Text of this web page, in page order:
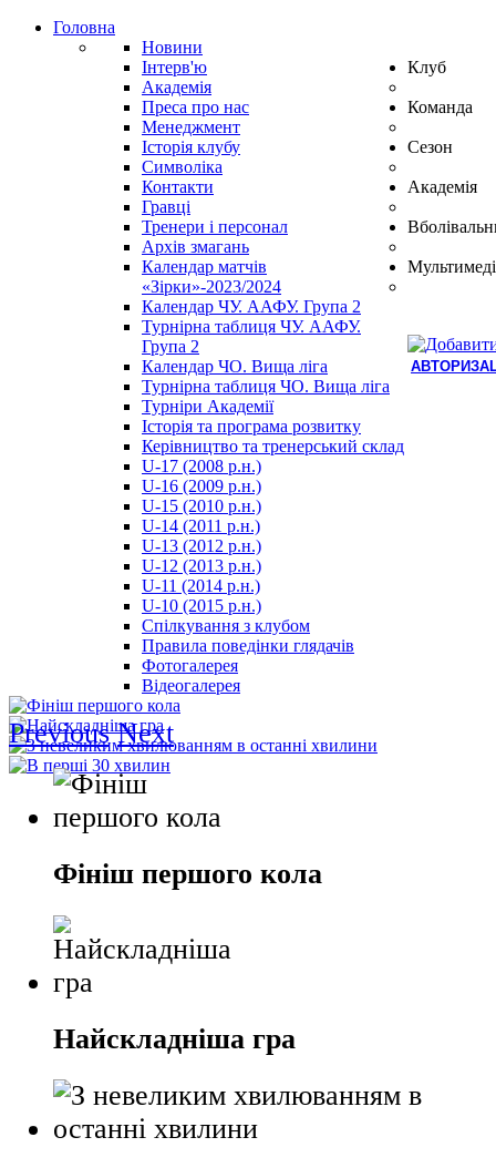
Головна
Новини
Інтерв'ю
Академія
Преса про нас
Клуб
Менеджмент
Історія клубу
Символіка
Контакти
Команда
Гравці
Тренери і персонал
Архів змагань
Сезон
Календар матчів
«Зірки»-2023/2024
Календар ЧУ. ААФУ. Група 2
Турнірна таблиця ЧУ. ААФУ.
Група 2
Календар ЧО. Вища ліга
Турнірна таблиця ЧО. Вища ліга
Академія
Турніри Академії
Історія та програма розвитку
Керівництво та тренерський склад
U-17 (2008 р.н.)
U-16 (2009 р.н.)
U-15 (2010 р.н.)
U-14 (2011 р.н.)
U-13 (2012 р.н.)
U-12 (2013 р.н.)
U-11 (2014 р.н.)
U-10 (2015 р.н.)
Спілкування з клубом
Правила поведінки глядачів
Фотогалерея
Відеогалерея
Previous Next
Фініш першого кола
Найскладніша гра